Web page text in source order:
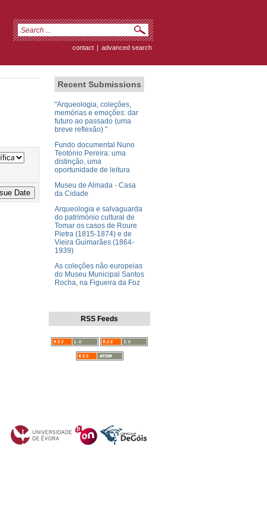
contact | advanced search
Recent Submissions
"Arqueologia, coleções,
memórias e emoções: dar
futuro ao passado (uma
breve reflexão) "
Fundo documental Nuno
Teotónio Pereira: uma
distinção, uma
oportunidade de leitura
Museu de Almada - Casa
da Cidade
Arqueologia e salvaguarda
do património cultural de
Tomar os casos de Roure
Pietra (1815-1874) e de
Vieira Guimarães (1864-
1939)
As coleções não europeias
do Museu Municipal Santos
Rocha, na Figueira da Foz
RSS Feeds